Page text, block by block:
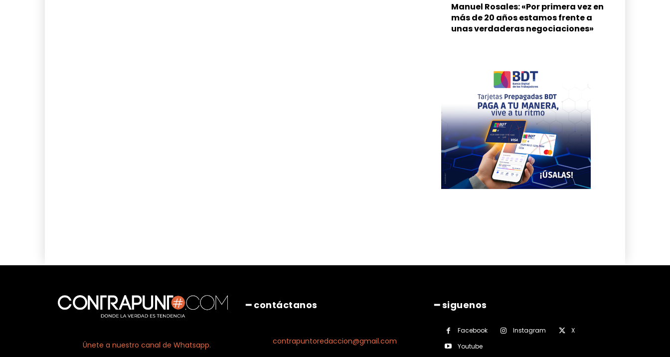
Manuel Rosales: «Por primera vez en
más de 20 años estamos frente a
unas verdaderas negociaciones»
Únete a nuestro canal de Whatsapp.
━ contáctanos
contrapuntoredaccion@gmail.com
━ siguenos
Facebook Instagram
X
Youtube